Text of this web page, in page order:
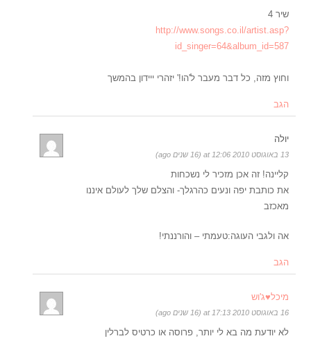
שיר 4
http://www.songs.co.il/artist.asp?
id_singer=64&album_id=587
וחוץ מזה, כל דבר מעבר ל'הו!' יזהרי ייידון בהמשך
הגב
יולה
13 באוגוסט 2010 at 12:06 (16 שנים ago)
קליינה! זה אכן מזכיר לי נשכחות
את כותבת יפה ונעים כהרגלך- והצלם שלך לעולם איננו
מאכזב
אה ולגבי העוגה:טעמתי – והורננתי!
הגב
מיכל♥ג'וש
16 באוגוסט 2010 at 17:13 (16 שנים ago)
לא יודעת מה בא לי יותר, פרוסה או כרטיס לברלין